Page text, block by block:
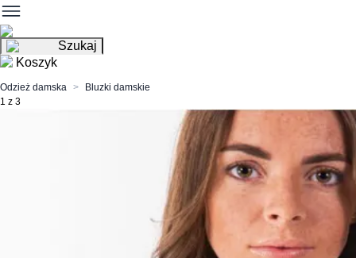
Szukaj
Koszyk
Odzież damska
Bluzki damskie
1 z 3